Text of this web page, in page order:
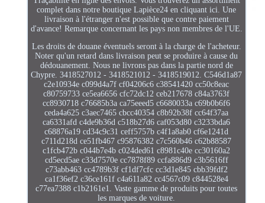
complet dans notre boutique Lapièce24 en cliquant ici. Une
livraison à l'étranger n'est possible que contre paiement
d'avance! Remarque concernant les pays non membres de l'UE.
Les droits de douane éventuels seront à la charge de l'acheteur.
Noter qu'un retard dans livraison peut se produire à cause du
dédouanement. Nous ne livrons pas dans la partie nord de
Chypre. 3418527012 - 3418521012 - 3418519012. C546d1a87
c2e10934e c099d4a7f cf04206c6 c38541420 cc50c8eac
c80759733 ce5ea6656 cfc72dc12 ceb217678 c84a3763f
cc8930718 c76685b3a ca75eeed5 c6680033a c69b0b6f6
ceda4a625 c3aec7465 cbcc40354 c8b92b38f cc64f37aa
ca6331afd c4de9b36d c518b27d6 caf053d80 c3233bda6
c68876a19 cd34c9c31 ceff5757b c4f1a8ab0 cf6e1241d
c711d218d ce51fb467 c95876382 c7c560b46 c62b88587
c1fcb472b c044b7e4b c024ded61 c8981c40e cc30160a2
cd5ecd5ae c33d7570e cc7878f89 ccfa886d9 c3b5616ff
c73abb463 cc4789b3f cf1df7cfc cc3d1e845 cbb39fdf2
ca1f36ef2 c36ce161f c4a611a82 cc4567c09 c844528e4
c77ea7388 c1b2161e1. Vaste gamme de produits pour toutes
les marques de voiture.